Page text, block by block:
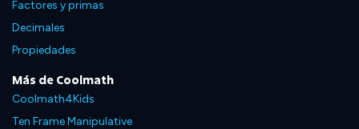
Factores y primas
Decimales
Propiedades
Más de Coolmath
Coolmath4Kids
Ten Frame Manipulative